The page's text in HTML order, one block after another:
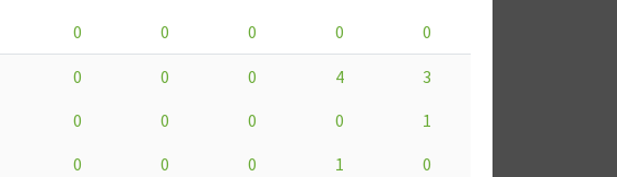
0 0 0 0 0
0 0 0 4
3
0 0 0 0
1
0 0 0 1 0